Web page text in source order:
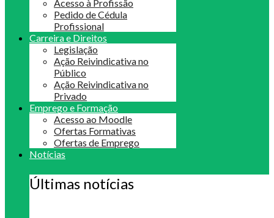
Acesso à Profissão
Pedido de Cédula
Profissional
Carreira e Direitos
Legislação
Ação Reivindicativa no
Público
Ação Reivindicativa no
Privado
Emprego e Formação
Acesso ao Moodle
Ofertas Formativas
Ofertas de Emprego
Notícias
Últimas notícias